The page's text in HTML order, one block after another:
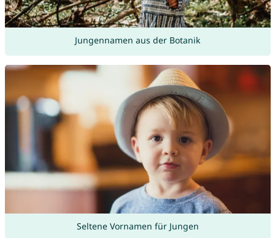
Jungennamen aus der Botanik
Seltene Vornamen für Jungen